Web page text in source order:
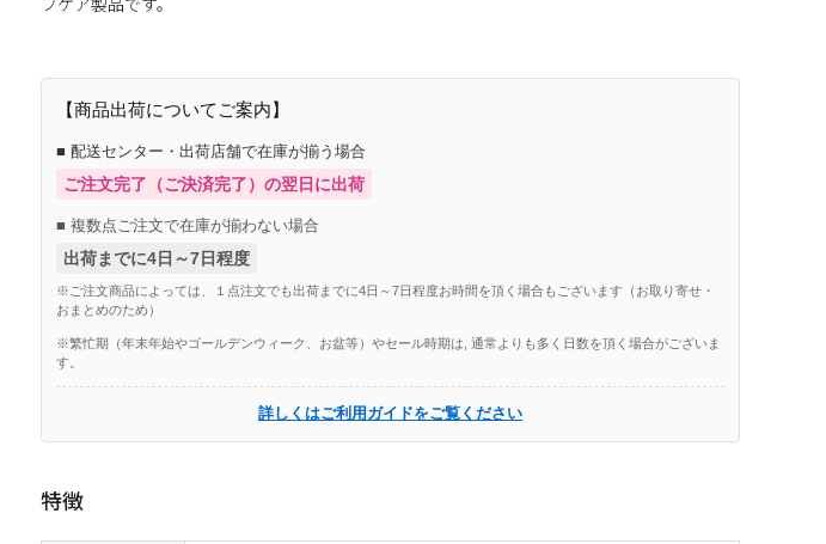
【商品出荷についてご案内】
■ 配送センター・出荷店舗で在庫が揃う場合
ご注文完了（ご決済完了）の翌日に出荷
■ 複数点ご注文で在庫が揃わない場合
出荷までに4日～7日程度
※ご注文商品によっては、１点注文でも出荷までに4日～7日程度お時間を頂く場合もございます（お取り寄せ・
おまとめのため）
※繁忙期（年末年始やゴールデンウィーク、お盆等）やセール時期は, 通常よりも多く日数を頂く場合がございま
す。
詳しくはご利用ガイドをご覧ください
特徴